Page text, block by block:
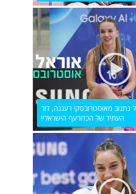
נתנוב מאוסטרובסקי רעננה, דור
העתיד של הכדורעף הישראלי!